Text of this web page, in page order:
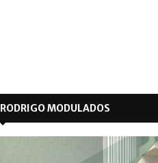
RODRIGO MODULADOS